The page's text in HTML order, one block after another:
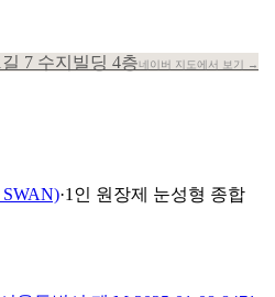
7 수지빌딩 4층네이버 지도에서 보기 →
·1인 원장제 눈성형 종합